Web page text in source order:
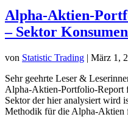
Alpha-Aktien-
– Sektor
von Statistic Trading | März 1,
Sehr geehrte Leser &
Alpha-Aktien-Portfolio-Report
Sektor der hier analysiert wird
Methodik für die Alpha-Aktien